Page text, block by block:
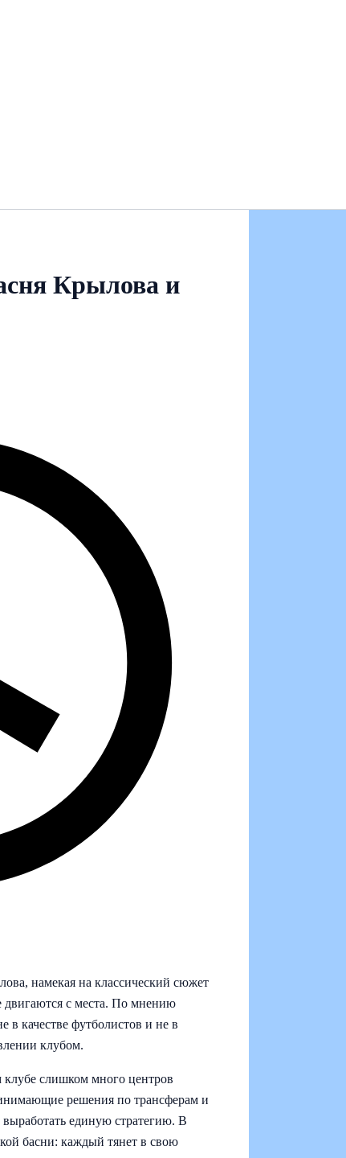
Крылова и
намекая на классический сюжет
двигаются с места. По мнению
в качестве футболистов и не в
клубом.
слишком много центров
решения по трансферам и
единую стратегию. В
басни: каждый тянет в свою